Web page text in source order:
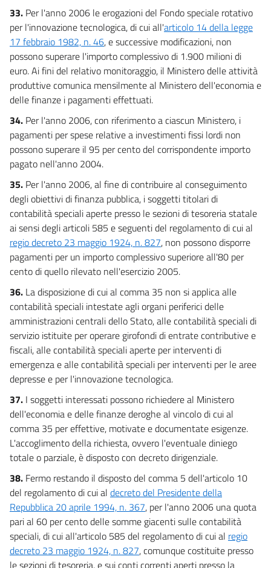
33. Per l'anno 2006 le erogazioni del Fondo speciale rotativo
per l'innovazione tecnologica, di cui all'articolo 14 della legge
17 febbraio 1982, n. 46, e successive modificazioni, non
possono superare l'importo complessivo di 1.900 milioni di
euro. Ai fini del relativo monitoraggio, il Ministero delle attività
produttive comunica mensilmente al Ministero dell'economia e
delle finanze i pagamenti effettuati.
34. Per l'anno 2006, con riferimento a ciascun Ministero, i
pagamenti per spese relative a investimenti fissi lordi non
possono superare il 95 per cento del corrispondente importo
pagato nell'anno 2004.
35. Per l'anno 2006, al fine di contribuire al conseguimento
degli obiettivi di finanza pubblica, i soggetti titolari di
contabilità speciali aperte presso le sezioni di tesoreria statale
ai sensi degli articoli 585 e seguenti del regolamento di cui al
regio decreto 23 maggio 1924, n. 827, non possono disporre
pagamenti per un importo complessivo superiore all'80 per
cento di quello rilevato nell'esercizio 2005.
36. La disposizione di cui al comma 35 non si applica alle
contabilità speciali intestate agli organi periferici delle
amministrazioni centrali dello Stato, alle contabilità speciali di
servizio istituite per operare girofondi di entrate contributive e
fiscali, alle contabilità speciali aperte per interventi di
emergenza e alle contabilità speciali per interventi per le aree
depresse e per l'innovazione tecnologica.
37. I soggetti interessati possono richiedere al Ministero
dell'economia e delle finanze deroghe al vincolo di cui al
comma 35 per effettive, motivate e documentate esigenze.
L'accoglimento della richiesta, ovvero l'eventuale diniego
totale o parziale, è disposto con decreto dirigenziale.
38. Fermo restando il disposto del comma 5 dell'articolo 10
del regolamento di cui al decreto del Presidente della
Repubblica 20 aprile 1994, n. 367, per l'anno 2006 una quota
pari al 60 per cento delle somme giacenti sulle contabilità
speciali, di cui all'articolo 585 del regolamento di cui al regio
decreto 23 maggio 1924, n. 827, comunque costituite presso
le sezioni di tesoreria, e sui conti correnti aperti presso la